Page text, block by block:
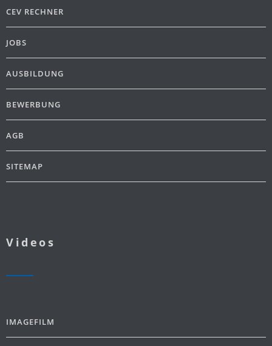
CEV RECHNER
JOBS
AUSBILDUNG
BEWERBUNG
AGB
SITEMAP
Videos
IMAGEFILM